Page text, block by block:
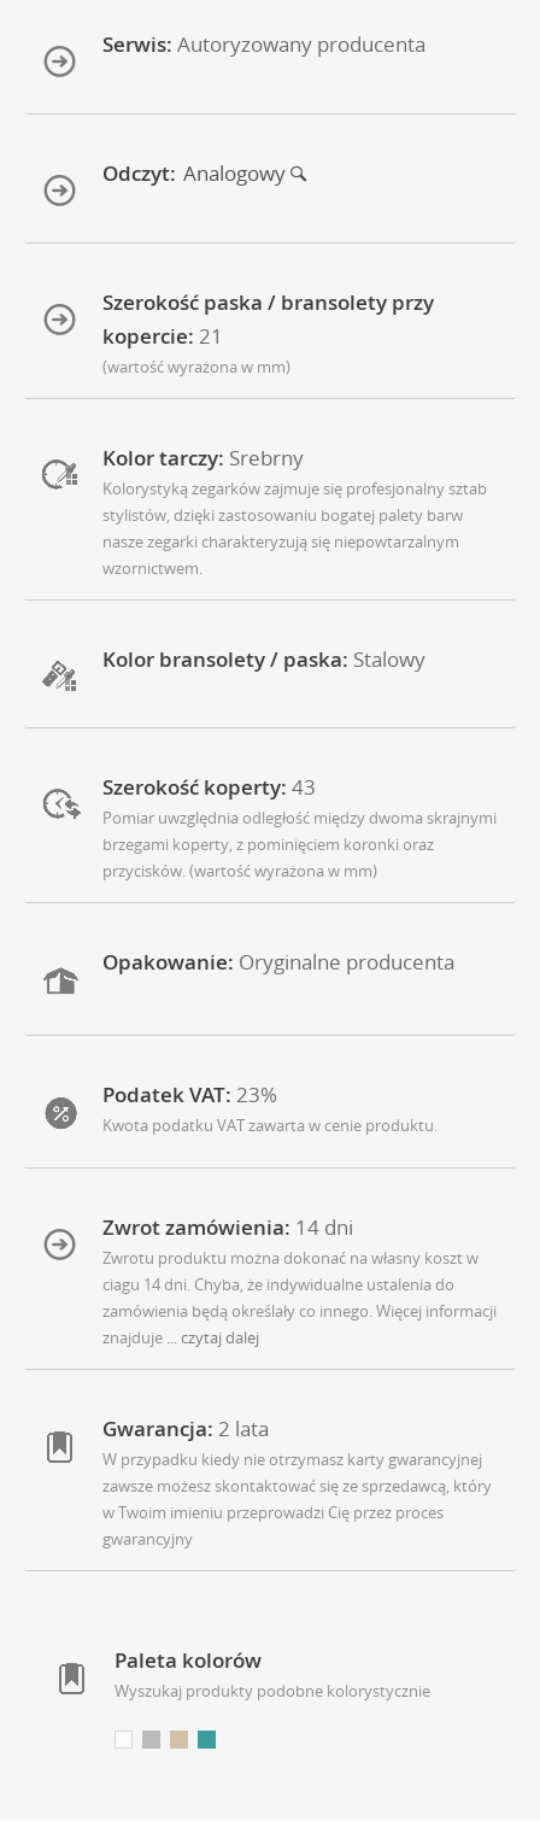
Serwis: Autoryzowany producenta
Odczyt: Analogowy
Szerokość paska / bransolety przy
kopercie: 21
(wartość wyrażona w mm)
Kolor tarczy: Srebrny
Kolorystyką zegarków zajmuje się profesjonalny sztab
stylistów, dzięki zastosowaniu bogatej palety barw
nasze zegarki charakteryzują się niepowtarzalnym
wzornictwem.
Kolor bransolety / paska: Stalowy
Szerokość koperty: 43
Pomiar uwzględnia odległość między dwoma skrajnymi
brzegami koperty, z pominięciem koronki oraz
przycisków. (wartość wyrażona w mm)
Opakowanie: Oryginalne producenta
Podatek VAT: 23%
Kwota podatku VAT zawarta w cenie produktu.
Zwrot zamówienia: 14 dni
Zwrotu produktu można dokonać na własny koszt w
ciagu 14 dni. Chyba, że indywidualne ustalenia do
zamówienia będą określały co innego. Więcej informacji
znajduje ... czytaj dalej
Gwarancja: 2 lata
W przypadku kiedy nie otrzymasz karty gwarancyjnej
zawsze możesz skontaktować się ze sprzedawcą, który
w Twoim imieniu przeprowadzi Cię przez proces
gwarancyjny
Paleta kolorów
Wyszukaj produkty podobne kolorystycznie